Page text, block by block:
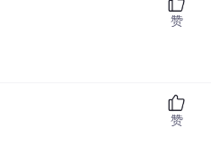
赞
赞